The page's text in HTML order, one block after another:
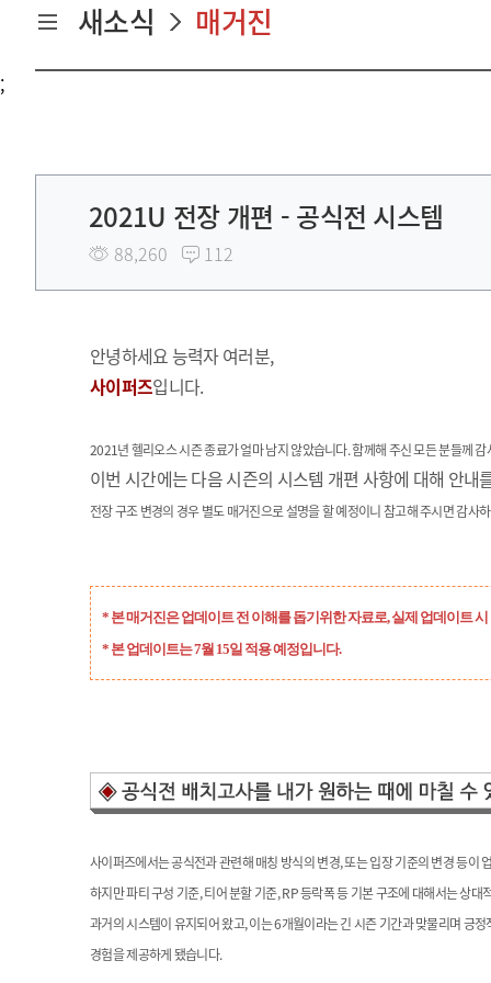
새소식 매거진
;
2021U 전장 개편 - 공식전 시스템
88,260 112
안녕하세요 능력자 여러분,
사이퍼즈입니다.
2021년 헬리오스 시즌 종료가 얼마 남지 않았습니다. 함께해 주신 모든 분들께 감
이번 시간에는 다음 시즌의 시스템 개편 사항에 대해 안내
전장 구조 변경의 경우별도 매거진으로 설명을 할 예정이니 참고해 주시면 감사
* 본 매거진은 업데이트 전 이해를 돕기위한 자료로, 실제 업데이트
* 본 업데이트는 7월 15일 적용 예정입니다.
사이퍼즈에서는 공식전과 관련해 매칭 방식의 변경, 또는 입장 기준의 변경 등이
하지만 파티 구성 기준, 티어 분할 기준, RP 등락폭 등 기본 구조에 대해서는 상대
과거의 시스템이 유지되어 왔고, 이는 6개월이라는 긴 시즌 기간과 맞물리며 긍정
경험을 제공하게 됐습니다.